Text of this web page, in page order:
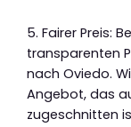
5. Fairer Preis:
transparenten
nach Oviedo.
Angebot, das
zugeschnitten